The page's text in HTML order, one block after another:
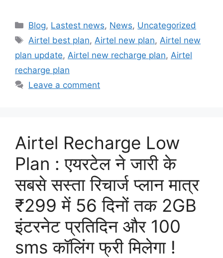
Categories
Blog, Lastest news, News, Uncategorized
Tags
Airtel best plan, Airtel new plan, Airtel new
plan update, Airtel new recharge plan, Airtel
recharge plan
Leave a comment
Airtel Recharge Low
Plan : एयरटेल ने जारी के
सबसे सस्ता रिचार्ज प्लान मात्र
₹299 में 56 दिनों तक 2GB
इंटरनेट प्रतिदिन और 100
sms कॉलिंग फ्री मिलेगा !